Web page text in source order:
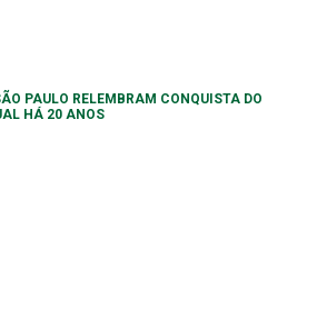
PAULO RELEMBRAM CONQUISTA DO
HÁ 20 ANOS